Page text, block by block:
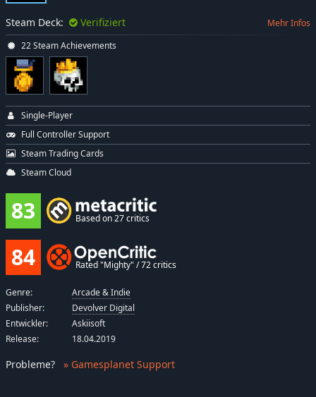
Steam Deck: Verifiziert Mehr Infos
22 Steam Achievements
Single-Player
Full Controller Support
Steam Trading Cards
Steam Cloud
83 Based on 27 critics
84 Rated "Mighty" / 72 critics
Genre:
Arcade & Indie
Publisher:
Devolver Digital
Entwickler:
Askiisoft
Release:
18.04.2019
Probleme? » Gamesplanet Support